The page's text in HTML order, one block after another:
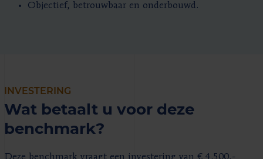
Objectief, betrouwbaar en onderbouwd.
INVESTERING
Wat betaalt u voor deze
benchmark?
Deze benchmark vraagt een investering van € 4.500,-